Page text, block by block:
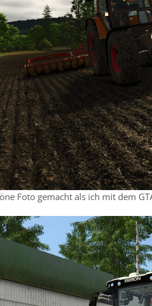
Foto gemacht als ich mit dem